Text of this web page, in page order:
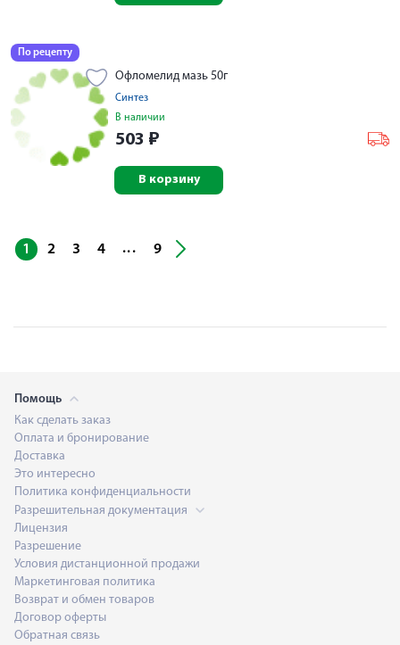
По рецепту
Офломелид мазь 50г
Синтез
В наличии
503 ₽
В корзину
1 2 3 4 ... 9
Помощь
Как сделать заказ
Оплата и бронирование
Доставка
Это интересно
Политика конфиденциальности
Разрешительная документация
Лицензия
Разрешение
Условия дистанционной продажи
Маркетинговая политика
Возврат и обмен товаров
Договор оферты
Обратная связь